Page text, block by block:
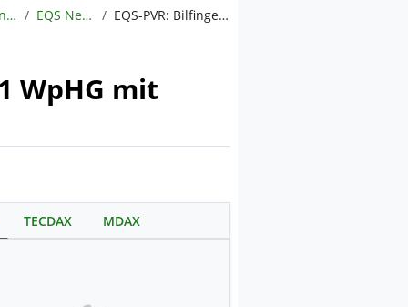
Meldungen EQS News EQS-PVR: Bilfinger SE: Veröffentlichung gemäß § 40 Abs. 1 WpHG mit dem Ziel der europaweiten Verbreitung
WpHG mit
TECDAX MDAX